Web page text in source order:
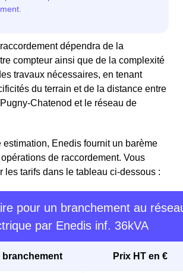
dépendra de la
compteur ainsi que de la complexité
travaux nécessaires, en tenant
du terrain et de la distance entre
Chatenod et le réseau de
estimation, Enedis fournit un barème
de raccordement. Vous
les tarifs dans le tableau ci-dessous :
pour un branchement au
par Enedis inf. 36kVA
branchement Prix HT en €